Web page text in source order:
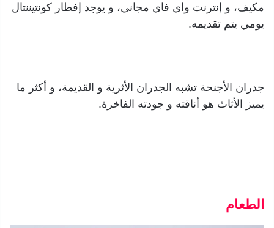
مكيف، و إنترنت واي فاي مجاني، و يوجد إفطار كونتيننتال
يومي يتم تقديمه.
جدران الأجنحة تشبه الجدران الأثرية و القديمة، و أكثر ما
يميز الأثاث هو أناقته و جودته الفاخرة.
الطعام